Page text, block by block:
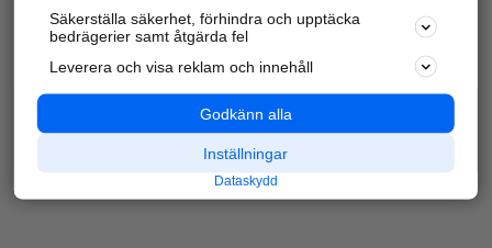
Säkerställa säkerhet, förhindra och upptäcka
bedrägerier samt åtgärda fel
Leverera och visa reklam och innehåll
Godkänn alla
Inställningar
Dataskydd